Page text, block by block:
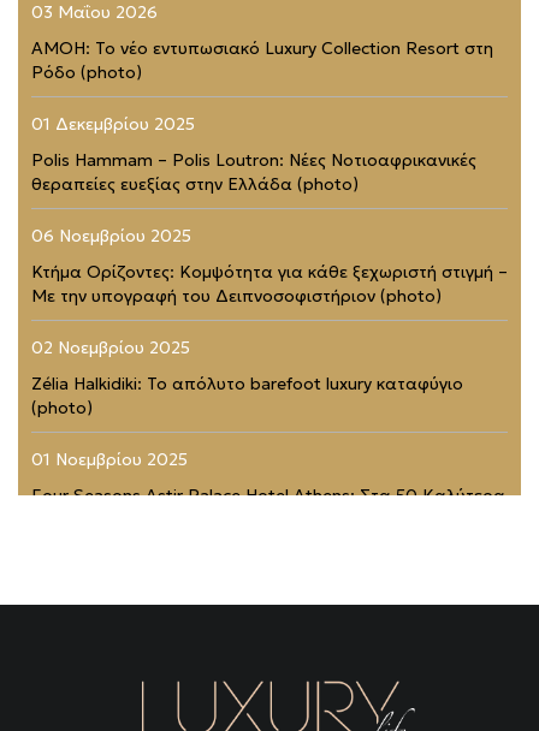
03 Μαΐου 2026
AMOH: Το νέο εντυπωσιακό Luxury Collection Resort στη
Ρόδο (photo)
01 Δεκεμβρίου 2025
Polis Hammam – Polis Loutron: Νέες Νοτιοαφρικανικές
θεραπείες ευεξίας στην Ελλάδα (photo)
06 Νοεμβρίου 2025
Κτήμα Ορίζοντες: Κομψότητα για κάθε ξεχωριστή στιγμή –
Με την υπογραφή του Δειπνοσοφιστήριον (photo)
02 Νοεμβρίου 2025
Zélia Halkidiki: Το απόλυτο barefoot luxury καταφύγιο
(photo)
01 Νοεμβρίου 2025
Four Seasons Astir Palace Hotel Athens: Στα 50 Καλύτερα
Rodopou & Beyond: Ένα από τα πιο εντυπωσιακά
31 Μαΐου 2025
THEA MARRE: Το κρυμμένο στολίδι της Μάνης – Μια